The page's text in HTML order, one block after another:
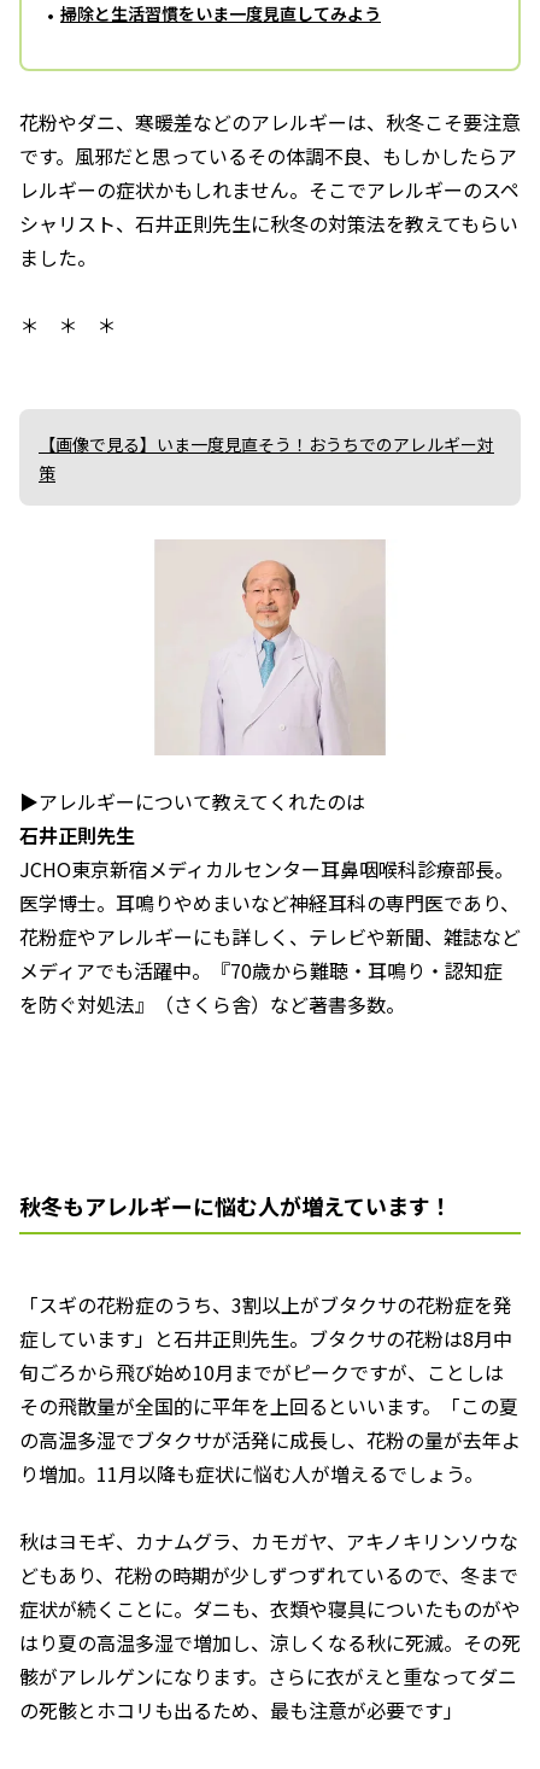
掃除と生活習慣をいま一度見直してみよう
花粉やダニ、寒暖差などのアレルギーは、秋冬こそ要注意
です。風邪だと思っているその体調不良、もしかしたらア
レルギーの症状かもしれません。そこでアレルギーのスペ
シャリスト、石井正則先生に秋冬の対策法を教えてもらい
ました。
＊ ＊ ＊
【画像で見る】いま一度見直そう！おうちでのアレルギー対
策
▶アレルギーについて教えてくれたのは
石井正則先生
JCHO東京新宿メディカルセンター耳鼻咽喉科診療部長。
医学博士。耳鳴りやめまいなど神経耳科の専門医であり、
花粉症やアレルギーにも詳しく、テレビや新聞、雑誌など
メディアでも活躍中。『70歳から難聴・耳鳴り・認知症
を防ぐ対処法』（さくら舎）など著書多数。
秋冬もアレルギーに悩む人が増えています！
「スギの花粉症のうち、3割以上がブタクサの花粉症を発
症しています」と石井正則先生。ブタクサの花粉は8月中
旬ごろから飛び始め10月までがピークですが、ことしは
その飛散量が全国的に平年を上回るといいます。「この夏
の高温多湿でブタクサが活発に成長し、花粉の量が去年よ
り増加。11月以降も症状に悩む人が増えるでしょう。
秋はヨモギ、カナムグラ、カモガヤ、アキノキリンソウな
どもあり、花粉の時期が少しずつずれているので、冬まで
症状が続くことに。ダニも、衣類や寝具についたものがや
はり夏の高温多湿で増加し、涼しくなる秋に死滅。その死
骸がアレルゲンになります。さらに衣がえと重なってダニ
の死骸とホコリも出るため、最も注意が必要です」